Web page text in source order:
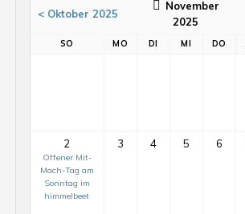
< Oktober 2025
November
2025
SO MO DI MI DO
2
Offener Mit-
Mach-Tag am
Sonntag im
himmelbeet
3 4 5 6